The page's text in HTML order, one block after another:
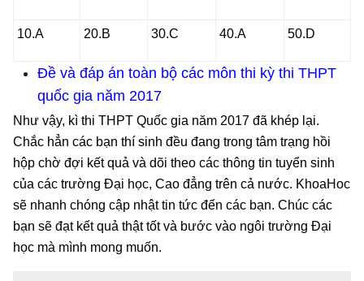
10.A 20.B 30.C 40.A 50.D
Đề và đáp án toàn bộ các môn thi kỳ thi THPT
quốc gia năm 2017
Như vậy, kì thi THPT Quốc gia năm 2017 đã khép lại.
Chắc hẳn các bạn thí sinh đều đang trong tâm trạng hồi
hộp chờ đợi kết quả và dõi theo các thông tin tuyển sinh
của các trường Đại học, Cao đẳng trên cả nước. KhoaHoc
sẽ nhanh chóng cập nhật tin tức đến các bạn. Chúc các
bạn sẽ đạt kết quả thật tốt và bước vào ngôi trường Đại
học mà mình mong muốn.